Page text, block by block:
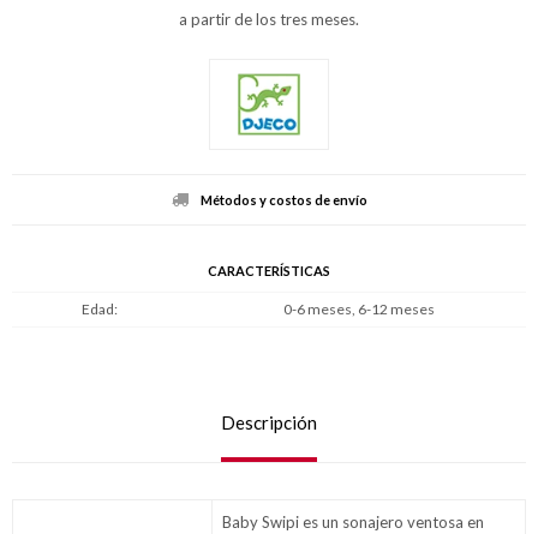
a partir de los tres meses.
Métodos y costos de envío
CARACTERÍSTICAS
Edad 0-6 meses, 6-12 meses
Descripción
Baby Swipi es un sonajero ventosa en